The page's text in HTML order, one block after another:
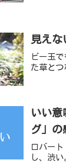
見えな
ビー玉
た草とつ
いい意
グ」の
ロバー
し、渋